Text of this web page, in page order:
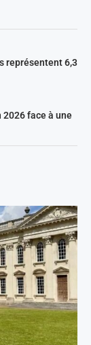
représentent 6,3
2026 face à une